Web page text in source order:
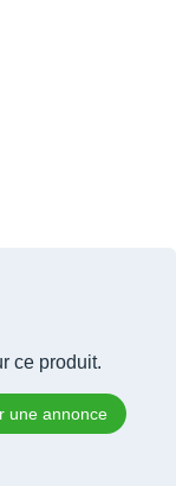
ce produit.
une annonce